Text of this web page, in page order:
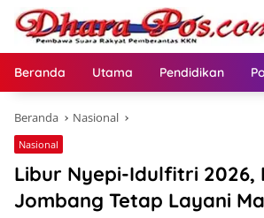
Langsung
konten
Beranda Utama Pendidikan
Beranda Nasional
Nasional
Libur Nyepi-Idulfitri 2026,
Jombang Tetap Layani